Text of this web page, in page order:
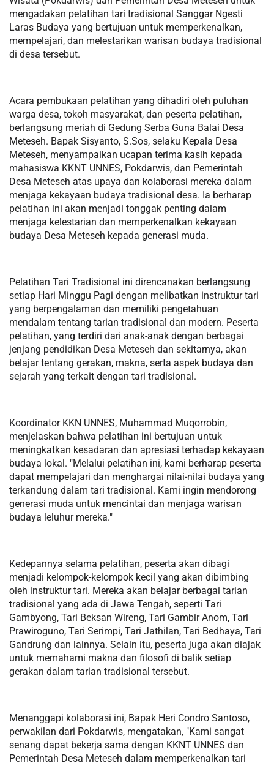
mengadakan pelatihan tari tradisional Sanggar Ngesti
Laras Budaya yang bertujuan untuk memperkenalkan,
mempelajari, dan melestarikan warisan budaya tradisional
di desa tersebut.
Acara pembukaan pelatihan yang dihadiri oleh puluhan
warga desa, tokoh masyarakat, dan peserta pelatihan,
berlangsung meriah di Gedung Serba Guna Balai Desa
Meteseh. Bapak Sisyanto, S.Sos, selaku Kepala Desa
Meteseh, menyampaikan ucapan terima kasih kepada
mahasiswa KKNT UNNES, Pokdarwis, dan Pemerintah
Desa Meteseh atas upaya dan kolaborasi mereka dalam
menjaga kekayaan budaya tradisional desa. Ia berharap
pelatihan ini akan menjadi tonggak penting dalam
menjaga kelestarian dan memperkenalkan kekayaan
budaya Desa Meteseh kepada generasi muda.
Pelatihan Tari Tradisional ini direncanakan berlangsung
setiap Hari Minggu Pagi dengan melibatkan instruktur tari
yang berpengalaman dan memiliki pengetahuan
mendalam tentang tarian tradisional dan modern. Peserta
pelatihan, yang terdiri dari anak-anak dengan berbagai
jenjang pendidikan Desa Meteseh dan sekitarnya, akan
belajar tentang gerakan, makna, serta aspek budaya dan
sejarah yang terkait dengan tari tradisional.
Koordinator KKN UNNES, Muhammad Muqorrobin,
menjelaskan bahwa pelatihan ini bertujuan untuk
meningkatkan kesadaran dan apresiasi terhadap kekayaan
budaya lokal. "Melalui pelatihan ini, kami berharap peserta
dapat mempelajari dan menghargai nilai-nilai budaya yang
terkandung dalam tari tradisional. Kami ingin mendorong
generasi muda untuk mencintai dan menjaga warisan
budaya leluhur mereka."
Kedepannya selama pelatihan, peserta akan dibagi
menjadi kelompok-kelompok kecil yang akan dibimbing
oleh instruktur tari. Mereka akan belajar berbagai tarian
tradisional yang ada di Jawa Tengah, seperti Tari
Gambyong, Tari Beksan Wireng, Tari Gambir Anom, Tari
Prawiroguno, Tari Serimpi, Tari Jathilan, Tari Bedhaya, Tari
Gandrung dan lainnya. Selain itu, peserta juga akan diajak
untuk memahami makna dan filosofi di balik setiap
gerakan dalam tarian tradisional tersebut.
Menanggapi kolaborasi ini, Bapak Heri Condro Santoso,
perwakilan dari Pokdarwis, mengatakan, "Kami sangat
senang dapat bekerja sama dengan KKNT UNNES dan
Pemerintah Desa Meteseh dalam memperkenalkan tari